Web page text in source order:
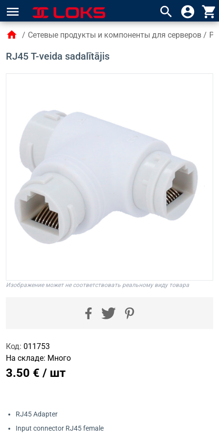
menu search account_circle shopping_cart
home / Сетевые продукты и компоненты для серверов /
RJ45 T-veida sadalītājis
Изображение может не соответствовать реальному виду товара
Код: 011753
На складе: Много
3.50 € / шт
RJ45 Adapter
Input connector RJ45 female